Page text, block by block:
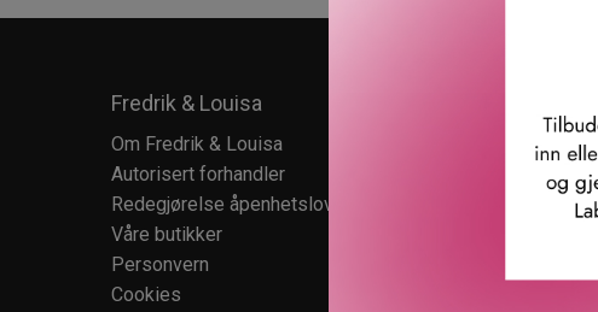
Fredrik & Louisa
Om Fredrik & Louisa
Autorisert forhandler
Redegjørelse åpenhetsloven
Våre butikker
Personvern
Cookies
Kundeservice
Kundeklubb